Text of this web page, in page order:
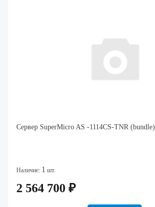
Сервер SuperMicro AS -1114CS-TNR (bundle)
Наличие: 1 шт.
2 564 700 ₽